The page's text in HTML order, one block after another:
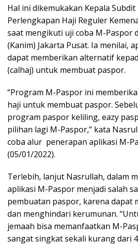
Hal ini dikemukakan Kepala
Perlengkapan Haji Reguler
saat mengikuti uji coba M-Paspor
(Kanim) Jakarta Pusat. Ia menilai,
dapat memberikan alternatif
(calhaj) untuk membuat paspor.
“Program M-Paspor ini
haji untuk membuat paspor.
program paspor keliling, eazy
pilihan lagi M-Paspor,” kata
coba alur penerapan aplikasi M-
(05/01/2022).
Terlebih, lanjut Nasrullah, dalam
aplikasi M-Paspor menjadi salah
pembuatan paspor, karena dapat
dan menghindari kerumunan.
jemaah bisa memanfaatkan M-
sangat singkat sekali kurang dari